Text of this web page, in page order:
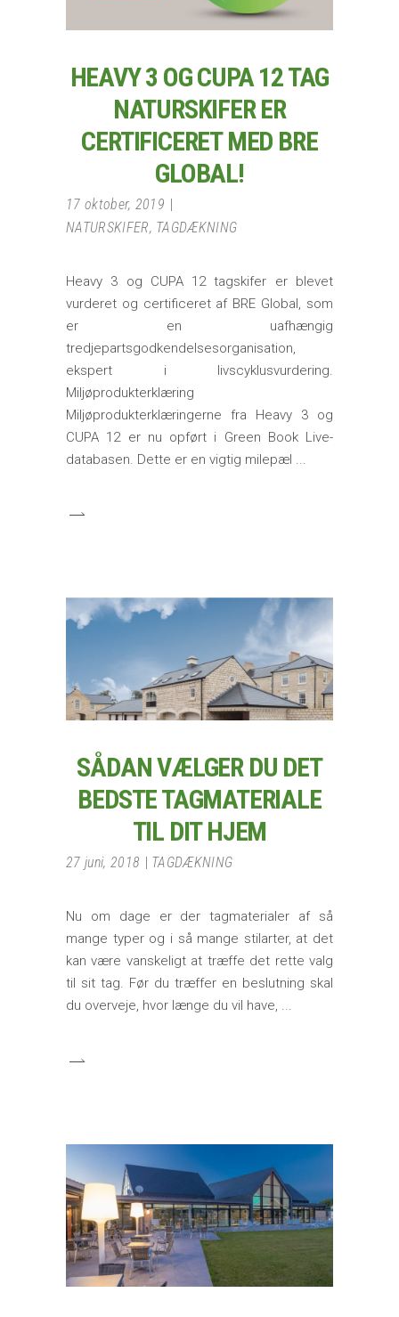
HEAVY 3 OG CUPA 12 TAG
NATURSKIFER ER
CERTIFICERET MED BRE
GLOBAL!
17 oktober, 2019
NATURSKIFER, TAGDÆKNING
Heavy 3 og CUPA 12 tagskifer er blevet
vurderet og certificeret af BRE Global, som
er en uafhængig
tredjepartsgodkendelsesorganisation,
ekspert i livscyklusvurdering.
Miljøprodukterklæring
Miljøprodukterklæringerne fra Heavy 3 og
CUPA 12 er nu opført i Green Book Live-
databasen. Dette er en vigtig milepæl
SÅDAN VÆLGER DU DET
BEDSTE TAGMATERIALE
TIL DIT HJEM
27 juni, 2018 TAGDÆKNING
Nu om dage er der tagmaterialer af så
mange typer og i så mange stilarter, at det
kan være vanskeligt at træffe det rette valg
til sit tag. Før du træffer en beslutning skal
du overveje, hvor længe du vil have,